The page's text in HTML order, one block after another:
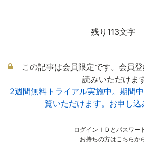
残り113文字
この記事は会員限定です。会員
読みいただけま
2週間無料トライアル実施中。期間
覧いただけます。お申し込
ログインＩＤとパスワー
お持ちの方はこちらか